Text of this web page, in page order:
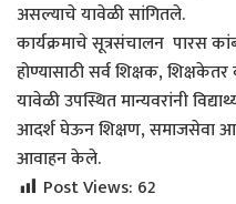
असल्याचे यावेळी सांगितले.
कार्यक्रमाचे सूत्रसंचालन पारस
होण्यासाठी सर्व शिक्षक,
यावेळी उपस्थित मान्यवरांनी
आदर्श घेऊन शिक्षण, समाजसेवा आणि
आवाहन केले.
Post Views: 62